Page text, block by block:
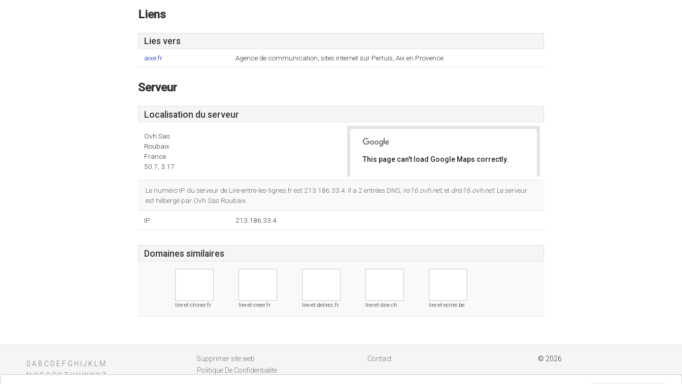
Liens
Lies vers
aixe.fr Agence de communication, sites internet sur Pertuis, Aix en Provence
Serveur
Localisation du serveur
Ovh Sas
Roubaix
France
50.7, 3.17
This page can't load Google Maps correctly.
Le numéro IP du serveur de Lire-entre-les-lignes.fr est 213.186.33.4. Il a 2 entrées DNS, ns16.ovh.net, et dns16.ovh.net. Le serveur
est hébergé par Ovh Sas Roubaix.
IP: 213.186.33.4
Domaines similaires
lire-et-chiner.fr lire-et-creer.fr lire-et-delires.fr lire-et-dire.ch lire-et-ecrire.be
0 A B C D E F G H J K
M
NOPQRSTUVWXYZ
Supprimer site web
Politique De Confidentialite
Contact © 2026